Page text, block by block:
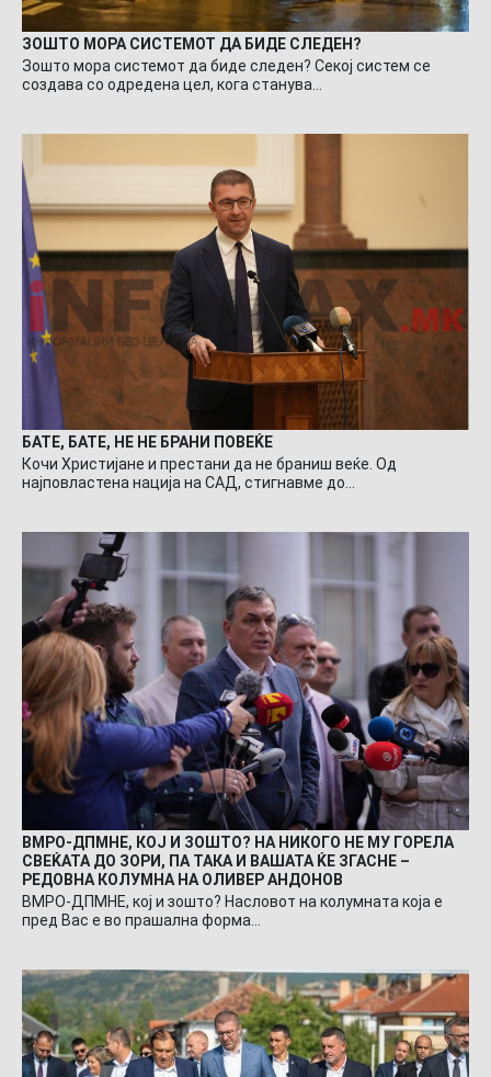
ЗОШТО МОРА СИСТЕМОТ ДА БИДЕ СЛЕДЕН?
Зошто мора системот да биде следен? Секој систем се
создава со одредена цел, кога станува…
БАТЕ, БАТЕ, НЕ НЕ БРАНИ ПОВЕЌЕ
Кочи Христијане и престани да не браниш веќе. Од
најповластена нација на САД, стигнавме до…
ВМРО-ДПМНЕ, КОЈ И ЗОШТО? НА НИКОГО НЕ МУ ГОРЕЛА
СВЕЌАТА ДО ЗОРИ, ПА ТАКА И ВАШАТА ЌЕ ЗГАСНЕ –
РЕДОВНА КОЛУМНА НА ОЛИВЕР АНДОНОВ
ВМРО-ДПМНЕ, кој и зошто? Насловот на колумната која е
пред Вас е во прашална форма…